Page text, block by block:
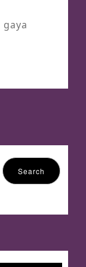
gaya
Search